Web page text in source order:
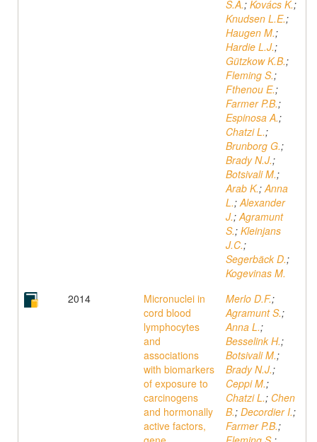
S.A.; Kovács K.;
Knudsen L.E.;
Haugen M.;
Hardie L.J.;
Gützkow K.B.;
Fleming S.;
Fthenou E.;
Farmer P.B.;
Espinosa A.;
Chatzi L.;
Brunborg G.;
Brady N.J.;
Botsivali M.;
Arab K.;Anna
L.;Alexander
J.;Agramunt
S.; Kleinjans
J.C.;
Segerbäck D.;
Kogevinas M.
2014
Micronuclei in
cord blood
lymphocytes
and
associations
with biomarkers
of exposure to
carcinogens
and hormonally
active factors,
Merlo D.F.;
Agramunt S.;
Anna L.;
Besselink H.;
Botsivali M.;
Brady N.J.;
Ceppi M.;
Chatzi L.; Chen
B.; Decordier I.;
Farmer P.B.;